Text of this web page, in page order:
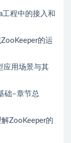
程中的接入和
的运
应用场景与其
础–章节总
ZooKeeper的